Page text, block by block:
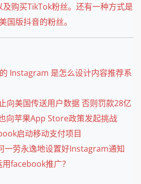
购买TikTok粉丝。还有一种方式是
国版抖音的粉丝。
Instagram 是怎么设计内容推荐系
向美国传送用户数据 否则罚款28亿
向苹果App Store政策发起挑战
启动移动支付项目
一劳永逸地设置好Instagram通知
facebook推广？